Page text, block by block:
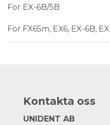
For EX-6B/5B
För FX65m, EX6, EX-6B,
Kontakta oss
UNIDENT AB